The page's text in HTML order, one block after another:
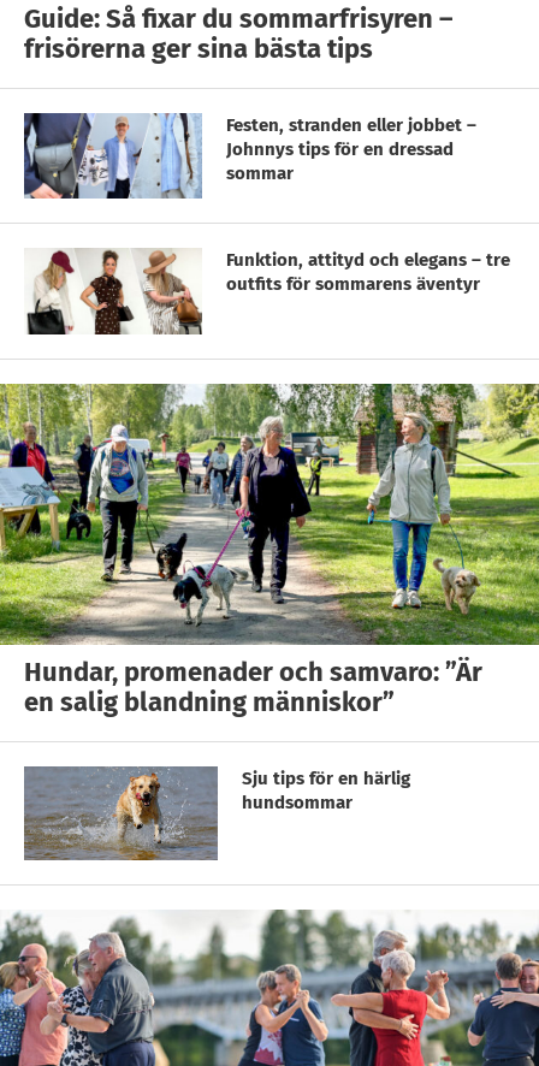
Guide: Så fixar du sommarfrisyren –
frisörerna ger sina bästa tips
Festen, stranden eller jobbet –
Johnnys tips för en dressad
sommar
Funktion, attityd och elegans – tre
outfits för sommarens äventyr
Hundar, promenader och samvaro: ”Är
en salig blandning människor”
Sju tips för en härlig
hundsommar